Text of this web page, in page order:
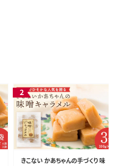
きこない かあちゃんの手づくり 味